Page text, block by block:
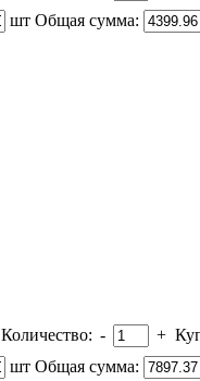
шт Общая сумма:
Количество: - +
шт Общая сумма: